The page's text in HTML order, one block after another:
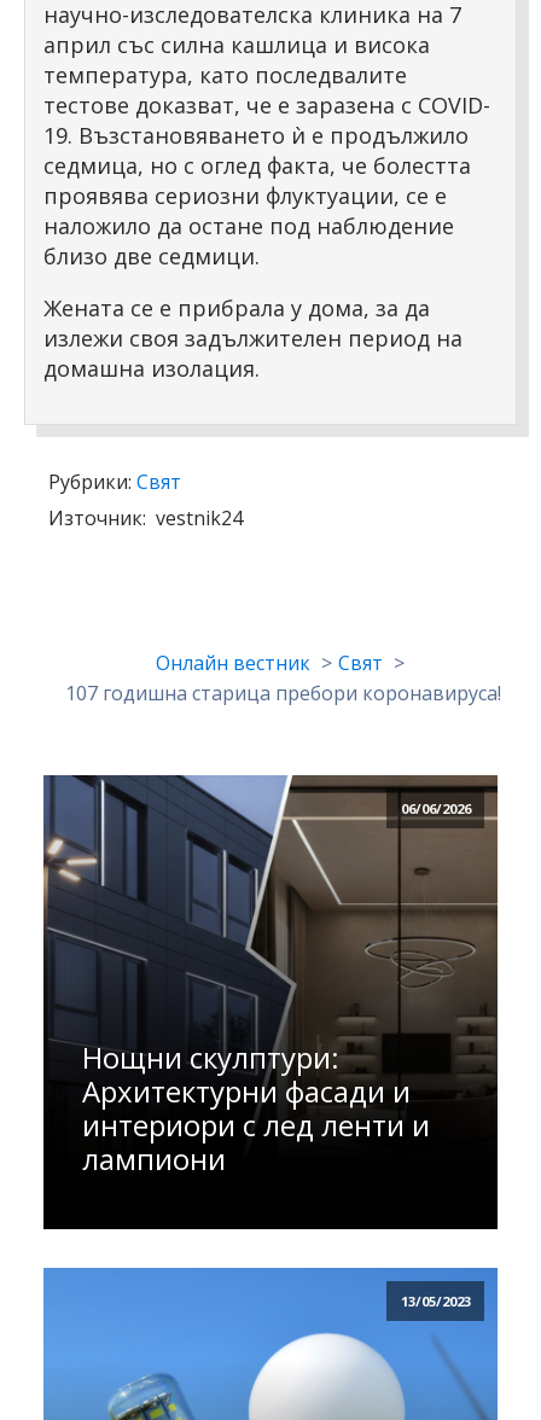
научно-изследователска клиника на 7
април със силна кашлица и висока
температура, като последвалите
тестове доказват, че е заразена с COVID-
19. Възстановяването ѝ е продължило
седмица, но с оглед факта, че болестта
проявява сериозни флуктуации, се е
наложило да остане под наблюдение
близо две седмици.
Жената се е прибрала у дома, за да
излежи своя задължителен период на
домашна изолация.
Рубрики: Свят
Източник: vestnik24
Онлайн вестник
Свят
107 годишна старица пребори коронавируса!
06/06/2026
Нощни скулптури:
Архитектурни фасади и
интериори с лед ленти и
лампиони
13/05/2023